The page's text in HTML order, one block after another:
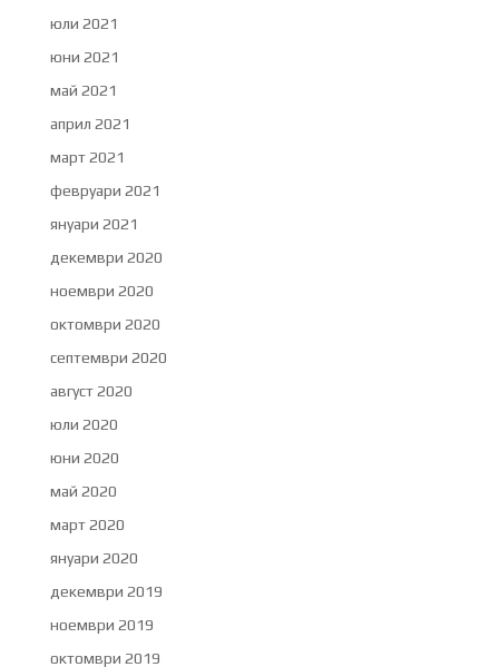
юли 2021
юни 2021
май 2021
април 2021
март 2021
февруари 2021
януари 2021
декември 2020
ноември 2020
октомври 2020
септември 2020
август 2020
юли 2020
юни 2020
май 2020
март 2020
януари 2020
декември 2019
ноември 2019
октомври 2019